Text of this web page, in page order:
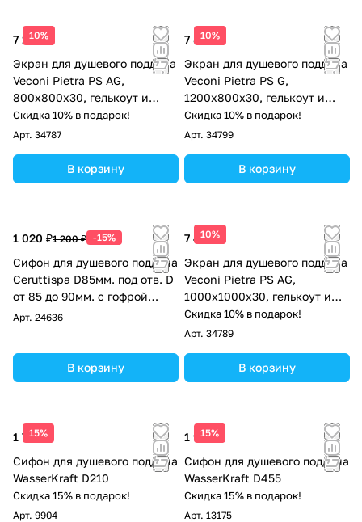
10%
7 123 ₽
Экран для душевого поддона
Veconi Pietra PS AG,
800x800x30, гелькоут и
стекловолокно,
антрацитово-серый
Скидка 10% в подарок!
Арт. 34787
В корзину
10%
7 873 ₽
Экран для душевого поддона
Veconi Pietra PS G,
1200x800x30, гелькоут и
стекловолокно, серый
Скидка 10% в подарок!
Арт. 34799
В корзину
1 020 ₽1 200 ₽ -15%
Сифон для душевого поддона
Ceruttispa D85мм. под отв. D
от 85 до 90мм. с гофрой
D40мм.
Арт. 24636
В корзину
10%
7 498 ₽
Экран для душевого поддона
Veconi Pietra PS AG,
1000x1000x30, гелькоут и
стекловолокно,
антрацитово-серый
Скидка 10% в подарок!
Арт. 34789
В корзину
15%
1 760 ₽
Сифон для душевого поддона
WasserKraft D210
Скидка 15% в подарок!
Арт. 9904
15%
1 980 ₽
Сифон для душевого поддона
WasserKraft D455
Скидка 15% в подарок!
Арт. 13175